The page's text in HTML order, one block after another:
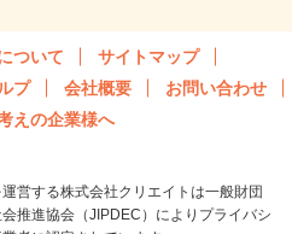
ついて
サイトマップ
プ 会社概要
お問い合わせ
えの企業様へ
営する株式会社クリエイトは一般財団
推進協会（JIPDEC）によりプライバシ